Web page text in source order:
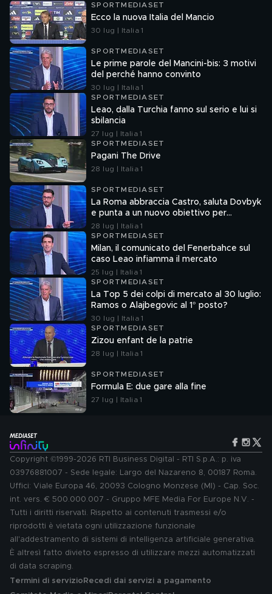
SPORTMEDIASET
Ecco la nuova Italia del Mancio
30 lug | Italia 1
SPORTMEDIASET
Le prime parole del Mancini-bis: 3 motivi
del perché hanno convinto
30 lug | Italia 1
SPORTMEDIASET
Leao, dalla Turchia fanno sul serio e lui si
sbilancia
27 lug | Italia 1
SPORTMEDIASET
Pagani The Drive
28 lug | Italia 1
SPORTMEDIASET
La Roma abbraccia Castro, saluta Dovbyk
e punta a un nuovo obiettivo per
l'attacco
28 lug | Italia 1
SPORTMEDIASET
Milan, il comunicato del Fenerbahce sul
caso Leao infiamma il mercato
25 lug | Italia 1
SPORTMEDIASET
La Top 5 dei colpi di mercato al 30 luglio:
Ramos o Alajbegovic al 1° posto?
30 lug | Italia 1
SPORTMEDIASET
Zizou enfant de la patrie
28 lug | Italia 1
SPORTMEDIASET
Formula E: due gare alla fine
27 lug | Italia 1
Copyright ©1999-2026 RTI Business Digital - RTI S.p.A.: p. iva
03976881007 - Sede legale: Largo del Nazareno 8, 00187 Roma.
Uffici: Viale Europa 46, 20093 Cologno Monzese (MI) - Cap. Soc.
int. vers. € 500.000.007 - Gruppo MFE Media For Europe N.V. -
Tutti i diritti riservati. Rispetto ai contenuti trasmessi e/o
riprodotti è vietata ogni utilizzazione funzionale
all'addestramento di sistemi di intelligenza artificiale generativa.
È altresì fatto divieto espresso di utilizzare mezzi automatizzati
di data scraping.
Termini di servizio Recedi dai servizi a pagamento